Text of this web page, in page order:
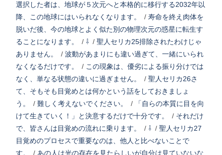
選択した者は、地球が５次元へと本格的に移行する2032年以
降、この地球にはいられなくなります。
/ 寿命を終え肉体を
脱いだ後、今の地球とよく似た別の物理次元の惑星に転生す
ることになります。
/ ⇩ / 聖人セリカ25排除されたわけじゃ
ありません。
/ 波動があまりにも違い過ぎて、一緒にいられ
なくなるだけです。
/ この現象は、優劣による振り分けでは
なく、単なる状態の違いに過ぎません。
/ 聖人セリカ26さ
て、そもそも目覚めとは何かという話をしておきましょ
う。
/ 難しく考えないでください。 /
「自らの本質に目を向
けて生きていく！」と決意するだけで十分です。
/ それだけ
で、皆さんは目覚めの流れに乗ります。
/ ⇩ / 聖人セリカ27
目覚めのプロセスで重要なのは、他人と比べないことで
す。
/ あの人は光の存在を見たらしいが自分は見ていないな